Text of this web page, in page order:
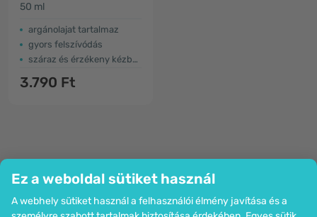
Ez a weboldal sütiket használ
A webhely sütiket használ a felhasználói élmény javítása és a
50 ml
argánolajat tartalmaz
gyors felszívódás
száraz és érzékeny kézbőrre
3.790 Ft
Cég